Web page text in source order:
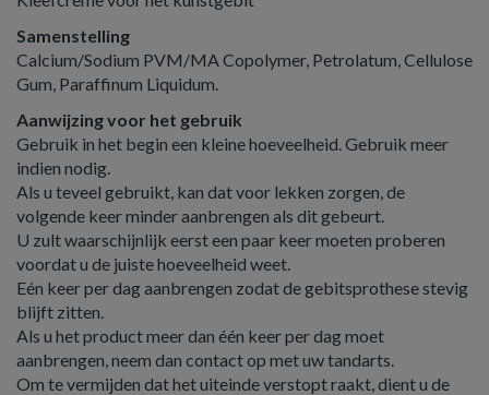
Samenstelling
Calcium/Sodium PVM/MA Copolymer, Petrolatum, Cellulose
Gum, Paraffinum Liquidum.
Aanwijzing voor het gebruik
Gebruik in het begin een kleine hoeveelheid. Gebruik meer
indien nodig.
Als u teveel gebruikt, kan dat voor lekken zorgen, de
volgende keer minder aanbrengen als dit gebeurt.
U zult waarschijnlijk eerst een paar keer moeten proberen
voordat u de juiste hoeveelheid weet.
Eén keer per dag aanbrengen zodat de gebitsprothese stevig
blijft zitten.
Als u het product meer dan één keer per dag moet
aanbrengen, neem dan contact op met uw tandarts.
Om te vermijden dat het uiteinde verstopt raakt, dient u de